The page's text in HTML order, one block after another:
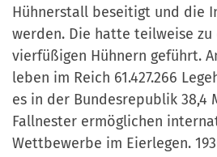
Hühnerstall beseitigt und die
werden. Die hatte teilweise
vierfüßigen Hühnern geführt.
leben im Reich 61.427.266
es in der Bundesrepublik 38,4
Fallnester ermöglichen
Wettbewerbe im Eierlegen.